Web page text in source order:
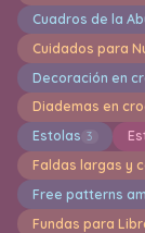
Cuadros de la
Cuidados para
Decoración en
Diademas en
Estolas 3
Faldas largas y
Free patterns
Fundas para